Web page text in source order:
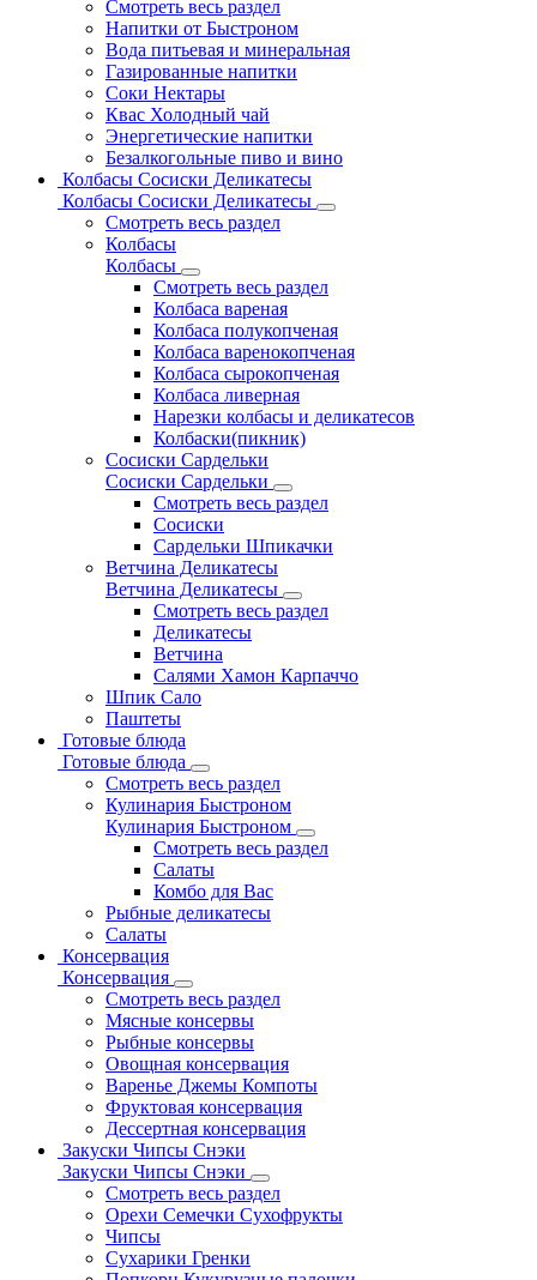
Смотреть весь раздел
Напитки от Быстроном
Вода питьевая и минеральная
Газированные напитки
Соки Нектары
Квас Холодный чай
Энергетические напитки
Безалкогольные пиво и вино
Колбасы Сосиски Деликатесы
Колбасы Сосиски Деликатесы
Смотреть весь раздел
Колбасы
Колбасы
Смотреть весь раздел
Колбаса вареная
Колбаса полукопченая
Колбаса варенокопченая
Колбаса сырокопченая
Колбаса ливерная
Нарезки колбасы и деликатесов
Колбаски(пикник)
Сосиски Сардельки
Сосиски Сардельки
Смотреть весь раздел
Сосиски
Сардельки Шпикачки
Ветчина Деликатесы
Ветчина Деликатесы
Смотреть весь раздел
Деликатесы
Ветчина
Салями Хамон Карпаччо
Шпик Сало
Паштеты
Готовые блюда
Готовые блюда
Смотреть весь раздел
Кулинария Быстроном
Кулинария Быстроном
Смотреть весь раздел
Салаты
Комбо для Вас
Рыбные деликатесы
Салаты
Консервация
Консервация
Смотреть весь раздел
Мясные консервы
Рыбные консервы
Овощная консервация
Варенье Джемы Компоты
Фруктовая консервация
Дессертная консервация
Закуски Чипсы Снэки
Закуски Чипсы Снэки
Смотреть весь раздел
Орехи Семечки Сухофрукты
Чипсы
Сухарики Гренки